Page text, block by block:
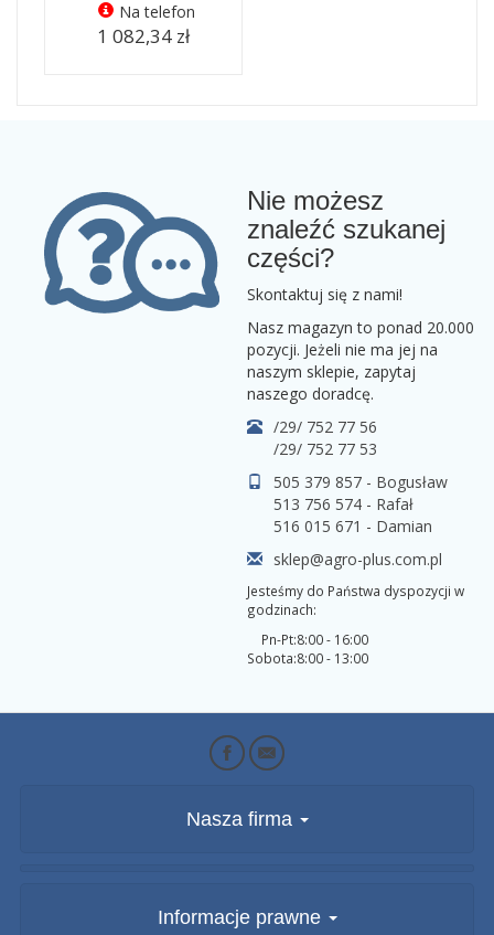
Na telefon
1 082,34 zł
Nie możesz
znaleźć szukanej
części?
Skontaktuj się z nami!
Nasz magazyn to ponad 20.000
pozycji. Jeżeli nie ma jej na
naszym sklepie, zapytaj
naszego doradcę.
/29/ 752 77 56
/29/ 752 77 53
505 379 857 - Bogusław
513 756 574 - Rafał
516 015 671 - Damian
sklep@agro-plus.com.pl
Jesteśmy do Państwa dyspozycji w
godzinach:
Pn-Pt:
Sobota:
8:00 - 16:00
8:00 - 13:00
Nasza firma
Informacje prawne